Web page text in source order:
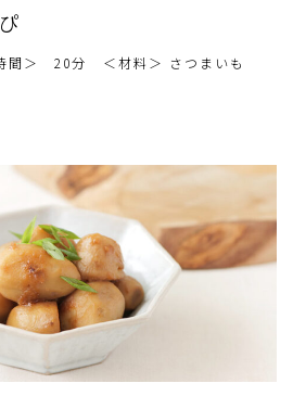
＞ 20分 ＜材料＞ さつまいも